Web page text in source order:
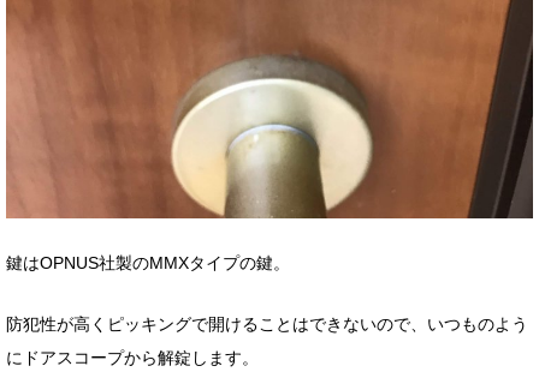
鍵はOPNUS社製のMMXタイプの鍵。
防犯性が高くピッキングで開けることはできないので、いつものよう
にドアスコープから解錠します。